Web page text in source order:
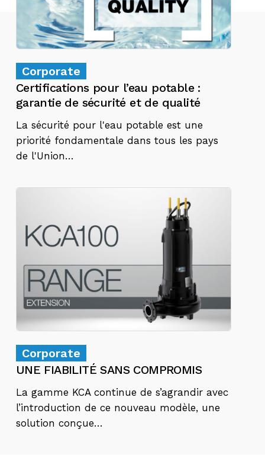
Corporate
Certifications pour l’eau potable :
garantie de sécurité et de qualité
La sécurité pour l'eau potable est une
priorité fondamentale dans tous les pays
de l'Union…
Corporate
UNE FIABILITÉ SANS COMPROMIS
La gamme KCA continue de s’agrandir avec
l’introduction de ce nouveau modèle, une
solution conçue…